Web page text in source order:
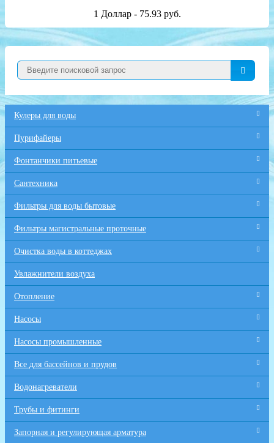
1 Доллар - 75.93 руб.
Кулеры для воды
Пурифайеры
Фонтанчики питьевые
Сантехника
Фильтры для воды бытовые
Фильтры магистральные проточные
Очистка воды в коттеджах
Увлажнители воздуха
Отопление
Насосы
Насосы промышленные
Все для бaссейнов и прудов
Водонагреватели
Трубы и фитинги
Запорная и регулирующая арматура